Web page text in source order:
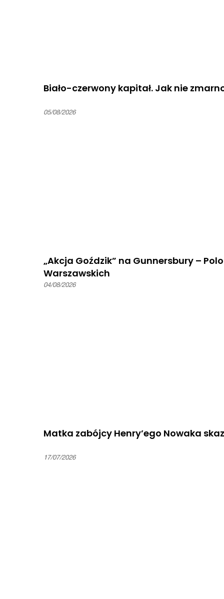
Biało-czerwony kapitał. Jak nie
05/08/2026
„Akcja Goździk” na Gunnersbury –
Warszawskich
04/08/2026
Matka zabójcy Henry’ego Nowaka
17/07/2026